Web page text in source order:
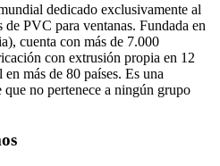
dedicado exclusivamente al
PVC para ventanas. Fundada en
cuenta con más de 7.000
con extrusión propia en 12
más de 80 países. Es una
no pertenece a ningún grupo